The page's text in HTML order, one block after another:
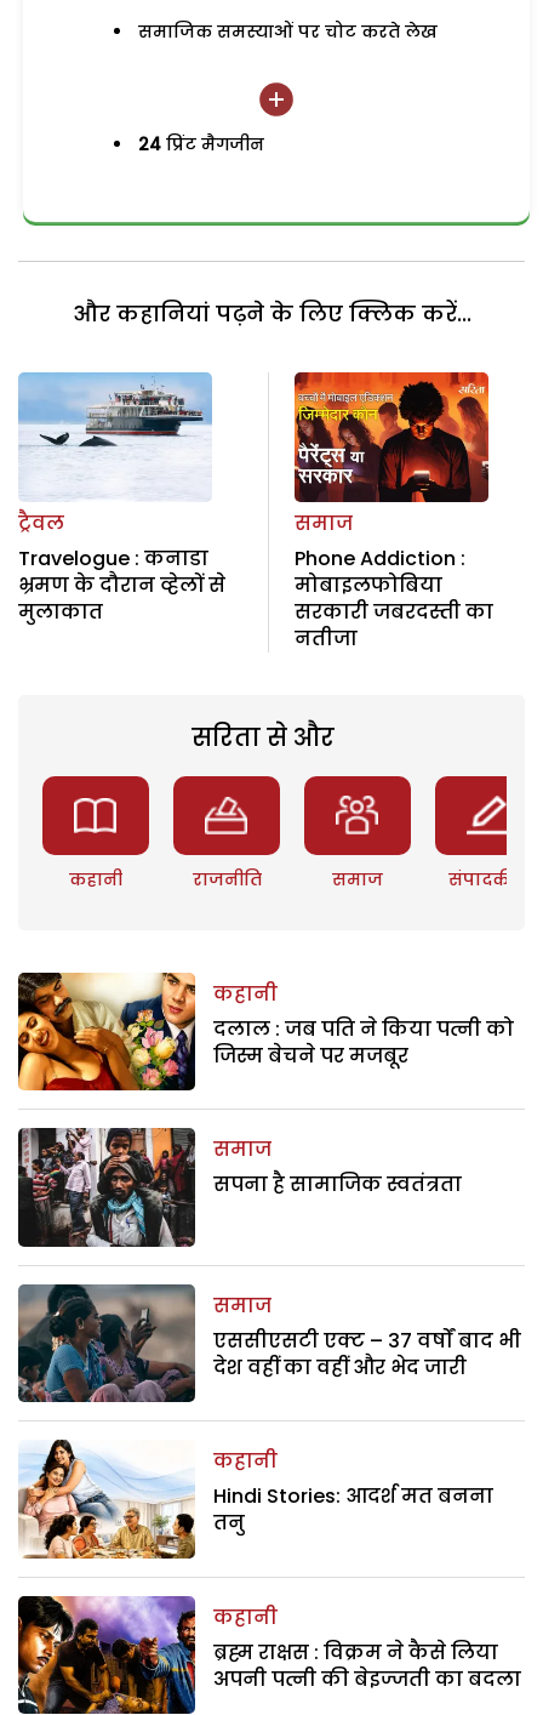
समाजिक समस्याओं पर चोट करते लेख
24 प्रिंट मैगजीन
और कहानियां पढ़ने के लिए क्लिक करें...
ट्रैवल
Travelogue : कनाडा
भ्रमण के दौरान व्हेलों से
मुलाकात
समाज
Phone Addiction :
मोबाइलफोबिया
सरकारी जबरदस्ती का
नतीजा
सरिता से और
कहानी राजनीति समाज संपादकीय
कहानी
दलाल : जब पति ने किया पत्नी को
जिस्म बेचने पर मजबूर
समाज
सपना है सामाजिक स्वतंत्रता
समाज
एससीएसटी एक्ट – 37 वर्षों बाद भी
देश वहीं का वहीं और भेद जारी
कहानी
Hindi Stories: आदर्श मत बनना
तनु
कहानी
ब्रह्म राक्षस : विक्रम ने कैसे लिया
अपनी पत्नी की बेइज्जती का बदला